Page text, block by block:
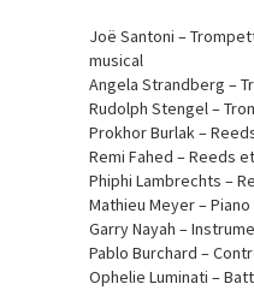
Joë Santoni –
musical
Angela Strandberg –
Rudolph Stengel –
Prokhor Burlak –
Remi Fahed – Reeds
Phiphi Lambrechts –
Mathieu Meyer – Piano
Garry Nayah –
Pablo Burchard –
Ophelie Luminati –